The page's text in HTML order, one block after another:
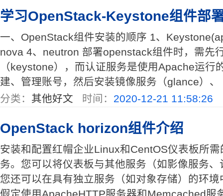
学习OpenStack-Keystone组件部
一、OpenStack组件安装的顺序 1、
nova 4、neutron 部署openstack组件时，需先
（keystone），而认证服务是使用Apache运行
建、管理账号，然后安装镜像服务（glance）、
分类： 其他好文 时间： 2020-12-21 11:58:26
OpenStack horizon组件介绍
安装和配置红帽企业Linux和CentOS仪表板所
务。您可以将仪表板与其他服务（如影像服务
您还可以在具有独立服务（如对象存储）的环